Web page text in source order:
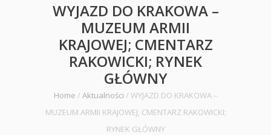
WYJAZD DO KRAKOWA –
MUZEUM ARMII
KRAJOWEJ; CMENTARZ
RAKOWICKI; RYNEK
GŁÓWNY
Home / Aktualności / WYJAZD DO KRAKOWA –
MUZEUM ARMII KRAJOWEJ; CMENTARZ RAKOWICKI;
RYNEK GŁÓWNY